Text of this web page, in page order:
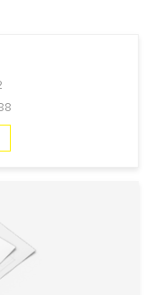
водителей и
охрана